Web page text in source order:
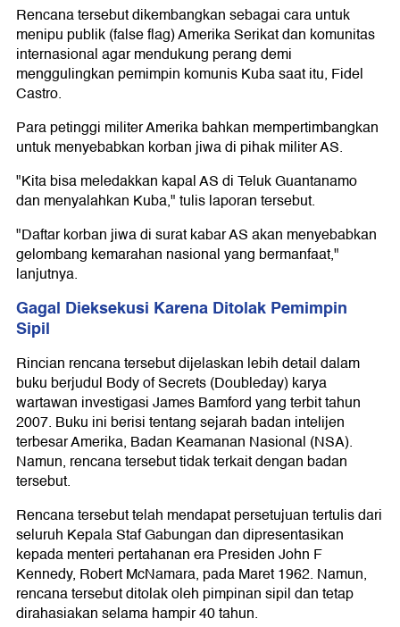
Rencana tersebut dikembangkan sebagai cara untuk
menipu publik (false flag) Amerika Serikat dan komunitas
internasional agar mendukung perang demi
menggulingkan pemimpin komunis Kuba saat itu, Fidel
Castro.
Para petinggi militer Amerika bahkan mempertimbangkan
untuk menyebabkan korban jiwa di pihak militer AS.
"Kita bisa meledakkan kapal AS di Teluk Guantanamo
dan menyalahkan Kuba," tulis laporan tersebut.
"Daftar korban jiwa di surat kabar AS akan menyebabkan
gelombang kemarahan nasional yang bermanfaat,"
lanjutnya.
Gagal Dieksekusi Karena Ditolak Pemimpin
Sipil
Rincian rencana tersebut dijelaskan lebih detail dalam
buku berjudul Body of Secrets (Doubleday) karya
wartawan investigasi James Bamford yang terbit tahun
2007. Buku ini berisi tentang sejarah badan intelijen
terbesar Amerika, Badan Keamanan Nasional (NSA).
Namun, rencana tersebut tidak terkait dengan badan
tersebut.
Rencana tersebut telah mendapat persetujuan tertulis dari
seluruh Kepala Staf Gabungan dan dipresentasikan
kepada menteri pertahanan era Presiden John F
Kennedy, Robert McNamara, pada Maret 1962. Namun,
rencana tersebut ditolak oleh pimpinan sipil dan tetap
dirahasiakan selama hampir 40 tahun.